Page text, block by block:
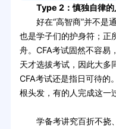
Type 2：慎独自律的
好在“高智商”并不是通
也是学子们的护身符；正
舟。CFA考试固然不容易
天才选拔考试，因此大多
CFA考试还是指日可待的
根头发，有的人完成这一
学备考讲究百折不挠、